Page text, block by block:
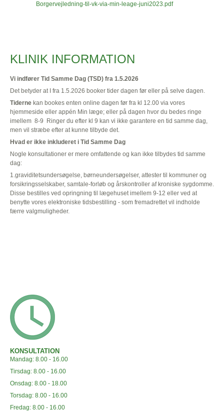
Borgervejledning-til-vk-via-min-leage-juni2023.pdf
KLINIK INFORMATION
Vi indfører Tid Samme Dag (TSD) fra 1.5.2026
Det betyder at I fra 1.5.2026 booker tider dagen før eller på selve dagen.
Tiderne kan bookes enten online dagen før fra kl 12.00 via vores
hjemmeside eller appén Min læge; eller på dagen hvor du bedes ringe
imellem 8-9 Ringer du efter kl 9 kan vi ikke garantere en tid samme dag,
men vil stræbe efter at kunne tilbyde det.
Hvad er ikke inkluderet i Tid Samme Dag
Nogle konsultationer er mere omfattende og kan ikke tilbydes tid samme
dag:
1.graviditetsundersøgelse, børneundersøgelser, attester til kommuner og
forsikringsselskaber, samtale-forløb og årskontroller af kroniske sygdomme.
Disse bestilles ved opringning til lægehuset imellem 9-12 eller ved at
benytte vores elektroniske tidsbestilling - som fremadrettet vil indholde
færre valgmuligheder.
KONSULTATION
Mandag: 8.00 - 16.00
Tirsdag: 8.00 - 16.00
Onsdag: 8.00 - 18.00
Torsdag: 8.00 - 16.00
Fredag: 8.00 - 16.00